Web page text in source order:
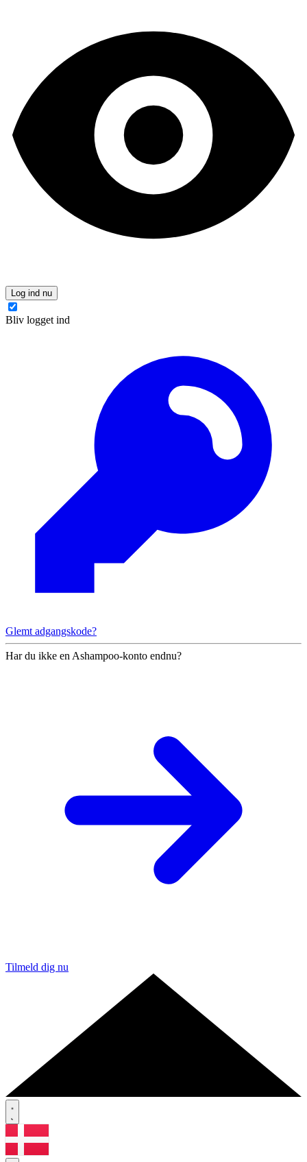
Log ind nu
Bliv logget ind
Glemt adgangskode?
Har du ikke en Ashampoo-konto endnu?
Tilmeld dig nu